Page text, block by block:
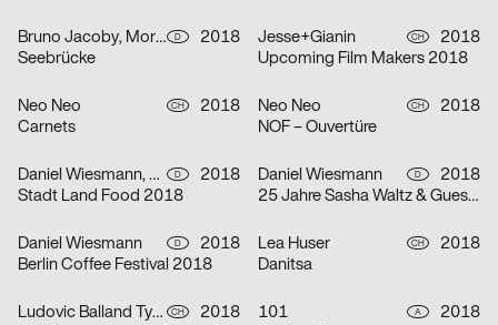
Bruno Jacoby, Moritz Appich, Johanna Schäfer D
2018
Seebrücke
Jesse+Gianin CH
2018
Upcoming Film Makers 2018
Neo Neo CH
2018
Carnets
Neo Neo CH
2018
NOF – Ouvertüre
Daniel Wiesmann, Simon Schmalhorst D
2018
Stadt Land Food 2018
Daniel Wiesmann D
2018
25 Jahre Sasha Waltz & Guests
Daniel Wiesmann D
2018
Berlin Coffee Festival 2018
Lea Huser CH
2018
Danitsa
Ludovic Balland Typography Cabinet, Julian Humm CH
2018
101 A
2018